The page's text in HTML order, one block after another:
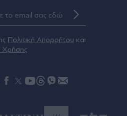
Πολιτική Απορρήτου και